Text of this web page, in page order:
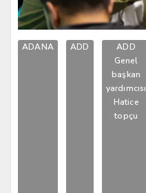
ADANA ADD
ADD
Genel
başkan
yardımcısı
Hatice
topçu